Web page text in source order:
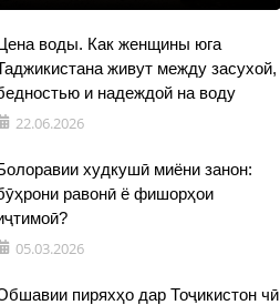
воды. Как женщины юга
живут между засухой,
и надеждой на воду
22.06.2026
худкушӣ миёни занон:
равонӣ ё фишорҳои
05.03.2026
пиряхҳо дар Тоҷикистон чӣ